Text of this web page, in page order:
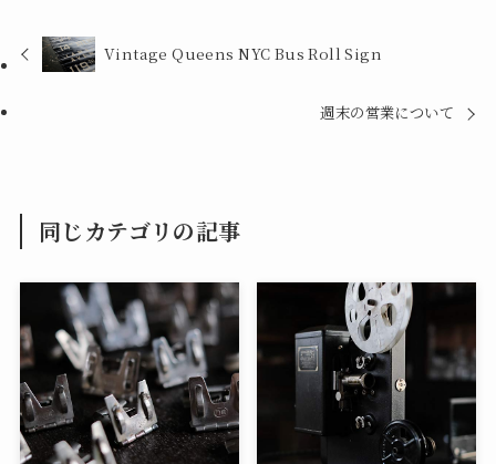
Vintage Queens NYC Bus Roll Sign
週末の営業について
同じカテゴリの記事